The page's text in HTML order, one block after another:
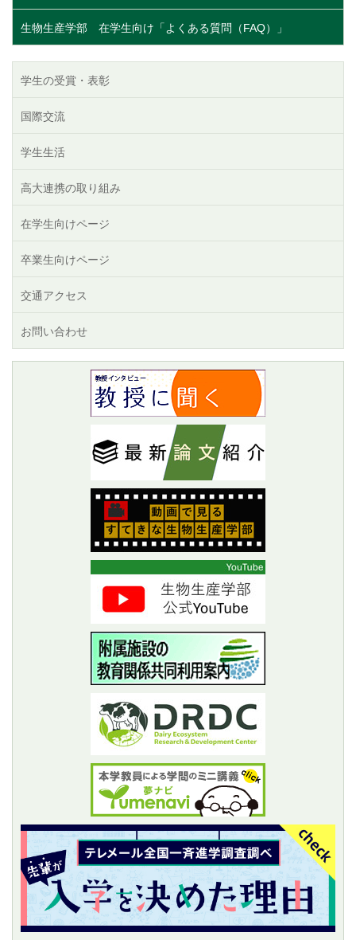
生物生産学部 在学生向け「よくある質問（FAQ）」
学生の受賞・表彰
国際交流
学生生活
高大連携の取り組み
在学生向けページ
卒業生向けページ
交通アクセス
お問い合わせ